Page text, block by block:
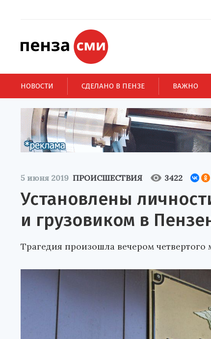
НОВОСТИ СДЕЛАНО В ПЕНЗЕ ВАЖНО
5 июня 2019 ПРОИСШЕСТВИЯ 3422
Установлены
и грузовиком в
Трагедия произошла вечером четвертого